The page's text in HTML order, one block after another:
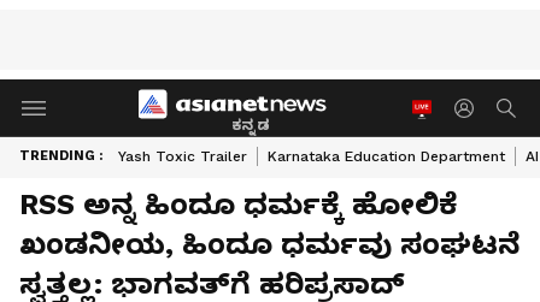
ಕನ್ನಡ
TRENDING : Yash Toxic Trailer Karnataka Education Department
RSS ಅನ್ನ ಹಿಂದೂ ಧರ್ಮಕ್ಕೆ ಹೋಲಿಕೆ
ಖಂಡನೀಯ, ಹಿಂದೂ ಧರ್ಮವು ಸಂಘಟನೆ
ಸ್ವತ್ತಲ್ಲ: ಭಾಗವತ್‌ಗೆ ಹರಿಪ್ರಸಾದ್